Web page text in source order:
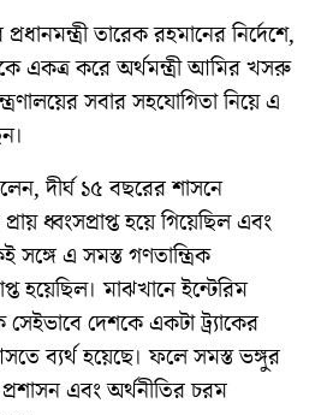
তারেক রহমানের নির্দেশে,
একত্র করে অর্থমন্ত্রী আমির খসরু
সবার সহযোগিতা নিয়ে এ
দীর্ঘ ১৫ বছরের শাসনে
ধ্বংসপ্রাপ্ত হয়ে গিয়েছিল এবং
এ সমস্ত গণতান্ত্রিক
হয়েছিল। মাঝখানে ইন্টেরিম
দেশকে একটা ট্র্যাকের
ব্যর্থ হয়েছে। ফলে সমস্ত ভঙ্গুর
এবং অর্থনীতির চরম